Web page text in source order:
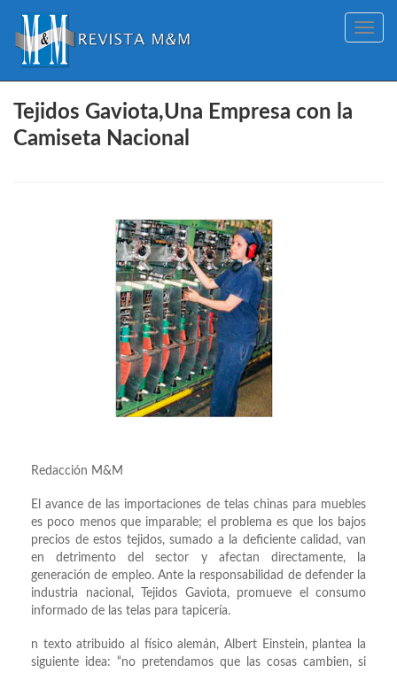
Toggle
Tejidos Gaviota,Una Empresa con la
Camiseta Nacional
Redacción M&M
El avance de las importaciones de telas chinas para muebles
es poco menos que imparable; el problema es que los bajos
precios de estos tejidos, sumado a la deﬁciente calidad, van
en detrimento del sector y afectan directamente, la
generación de empleo. Ante la responsabilidad de defender la
industria nacional, Tejidos Gaviota, promueve el consumo
informado de las telas para tapicería.
n texto atribuido al físico alemán, Albert Einstein, plantea la
siguiente idea: “no pretendamos que las cosas cambien, si